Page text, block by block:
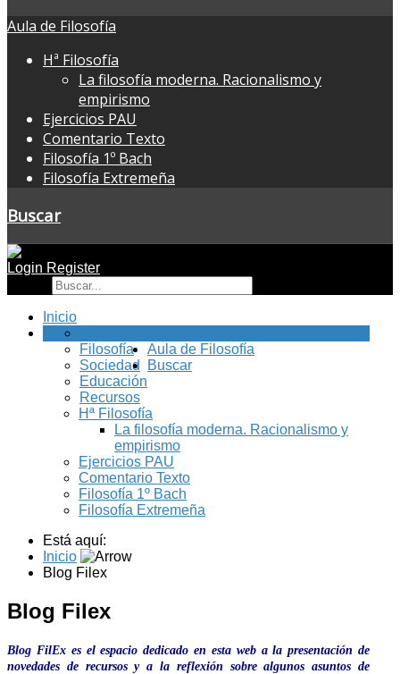
Aula de Filosofía
Hª Filosofía
La filosofía moderna. Racionalismo y
empirismo
Ejercicios PAU
Comentario Texto
Filosofía 1º Bach
Filosofía Extremeña
Buscar
Login Register
Inicio
Filosofía
Sociedad
Educación
Recursos
Aula de Filosofía
Hª Filosofía
La filosofía moderna. Racionalismo y
empirismo
Ejercicios PAU
Comentario Texto
Filosofía 1º Bach
Filosofía Extremeña
Buscar
Está aquí:
Inicio
Blog Filex
Blog Filex
Blog FilEx es el espacio dedicado en esta web a la presentación de
novedades de recursos y a la reflexión sobre algunos asuntos de